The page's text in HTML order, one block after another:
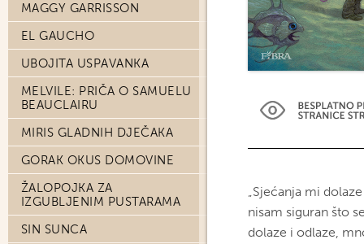
MAGGY GARRISSON
EL GAUCHO
UBOJITA USPAVANKA
MELVILE: PRIČA O SAMUELU
BEAUCLAIRU
MIRIS GLADNIH DJEČAKA
GORAK OKUS DOMOVINE
ŽALOPOJKA ZA
IZGUBLJENIM PUSTARAMA
SIN SUNCA
„Sjećanja mi
nisam siguran što
dolaze i odlaze,